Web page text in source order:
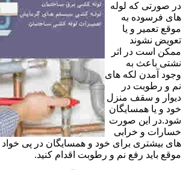
در صورتی که لوله
های فرسوده به
موقع تعمیر و یا
تعویض نشوند
ممکن است در اثر
نشتی باعث به
وجود آمدن لکه های
نم و رطوبت در
دیوار و سقف منزل
خود و یا همسایگان
شود.در این صورت
خسارات و خرابی
های بیشتری برای خود و همسایگان در پی
موقع باید رفع نم و رطوبت اقدام کنید.